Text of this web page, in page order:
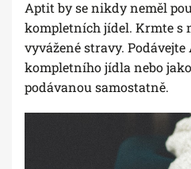
Aptit by se nikdy neměl
kompletních jídel. Krmte s
vyvážené stravy.
kompletního jídla nebo
podávanou samostatně.